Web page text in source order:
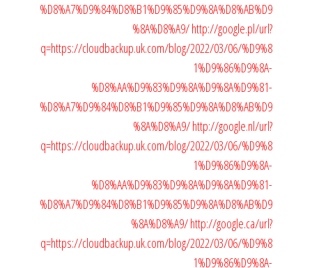
%D8%A7%D9%84%D8%B1%D9%85%D9%8A%D8%AB%D9
%8A%D8%A9/http://google.pl/url?
q=https://cloudbackup.uk.com/blog/2022/03/06/%D9%8
1%D9%86%D9%8A-
%D8%AA%D9%83%D9%8A%D9%8A%D9%81-
%D8%A7%D9%84%D8%B1%D9%85%D9%8A%D8%AB%D9
%8A%D8%A9/http://google.nl/url?
q=https://cloudbackup.uk.com/blog/2022/03/06/%D9%8
1%D9%86%D9%8A-
%D8%AA%D9%83%D9%8A%D9%8A%D9%81-
%D8%A7%D9%84%D8%B1%D9%85%D9%8A%D8%AB%D9
%8A%D8%A9/http://google.ca/url?
q=https://cloudbackup.uk.com/blog/2022/03/06/%D9%8
1%D9%86%D9%8A-